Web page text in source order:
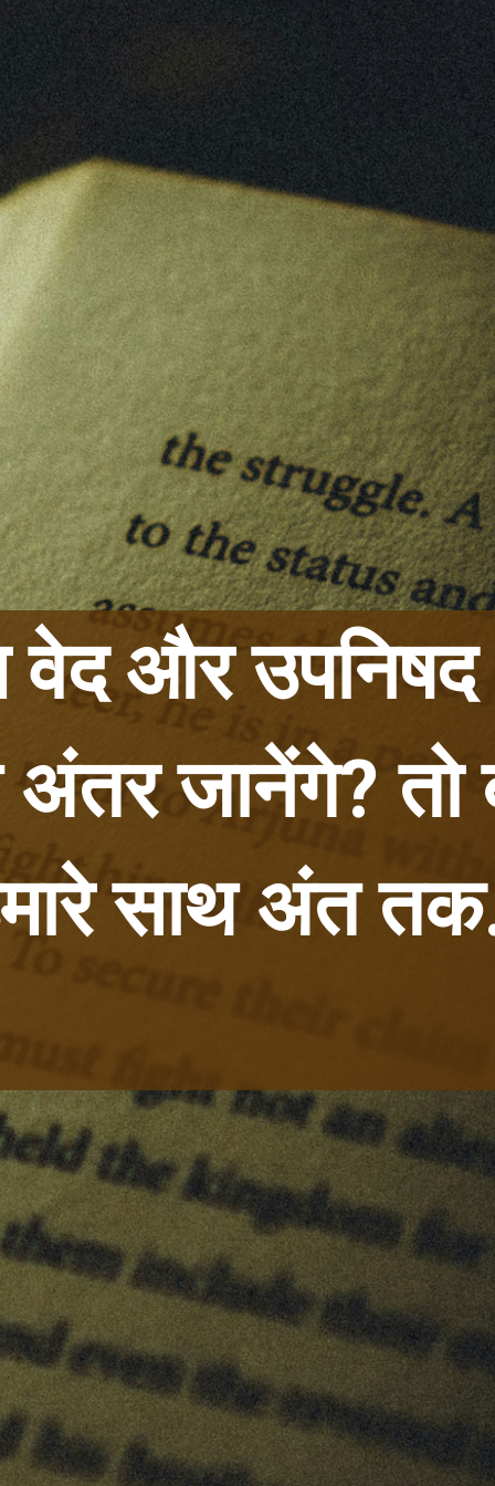
और
अंतर जानेंगे? तो
साथ अंत